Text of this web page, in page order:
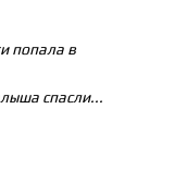
попала в
спасли...